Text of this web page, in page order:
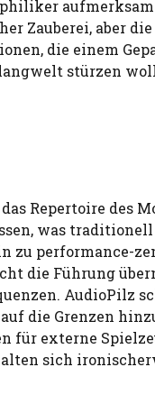
Zauberei, aber
die einem
stürzen
Repertoire des
was traditionell
zu performance-
die Führung
AudioPilz
die Grenzen
für externe
sich